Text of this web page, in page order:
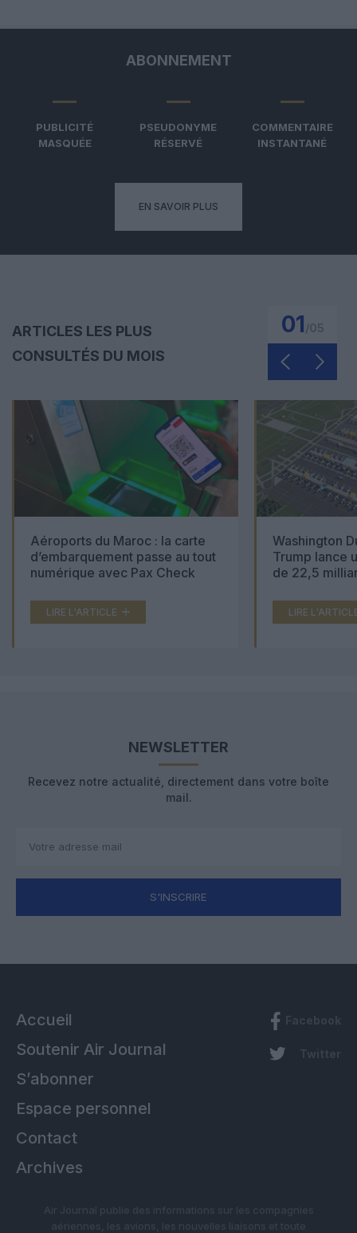
ABONNEMENT
PUBLICITÉ
MASQUÉE
PSEUDONYME
RÉSERVÉ
COMMENTAIRE
INSTANTANÉ
EN SAVOIR PLUS
ARTICLES LES PLUS
CONSULTÉS DU MOIS
01
Aéroports du Maroc : la carte
d’embarquement passe au tout
numérique avec Pax Check
LIRE L'ARTICLE
Washington
Trump lance
de 22,5
LIRE
NEWSLETTER
Recevez notre actualité, directement dans votre boîte
mail.
S'INSCRIRE
Accueil
Soutenir Air Journal
S’abonner
Espace personnel
Contact
Archives